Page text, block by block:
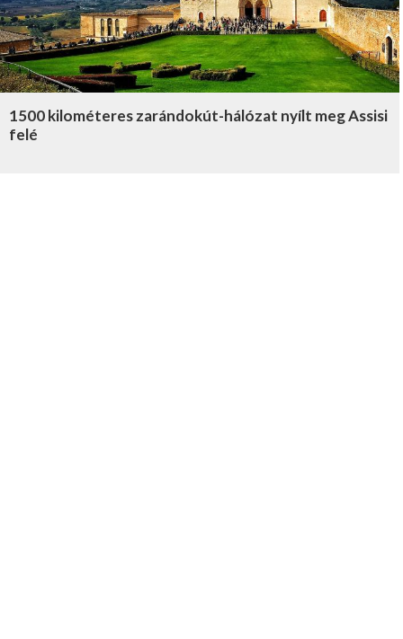
1500 kilométeres zarándokút-hálózat nyílt meg Assisi
felé